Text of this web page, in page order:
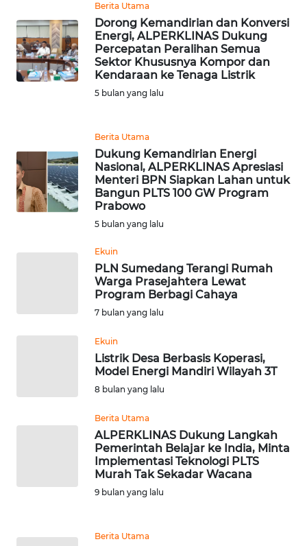
Berita Utama
Dorong Kemandirian dan Konversi
Energi, ALPERKLINAS Dukung
Percepatan Peralihan Semua
Sektor Khususnya Kompor dan
Kendaraan ke Tenaga Listrik
5 bulan yang lalu
Berita Utama
Dukung Kemandirian Energi
Nasional, ALPERKLINAS Apresiasi
Menteri BPN Siapkan Lahan untuk
Bangun PLTS 100 GW Program
Prabowo
5 bulan yang lalu
Ekuin
PLN Sumedang Terangi Rumah
Warga Prasejahtera Lewat
Program Berbagi Cahaya
7 bulan yang lalu
Ekuin
Listrik Desa Berbasis Koperasi,
Model Energi Mandiri Wilayah 3T
8 bulan yang lalu
Berita Utama
ALPERKLINAS Dukung Langkah
Pemerintah Belajar ke India, Minta
Implementasi Teknologi PLTS
Murah Tak Sekadar Wacana
9 bulan yang lalu
Berita Utama
PEDOMAN
MEDIA
SIBER
REDAKSI
DISCLAIMER
Wahana
News
Regional
WN
JAKARTA